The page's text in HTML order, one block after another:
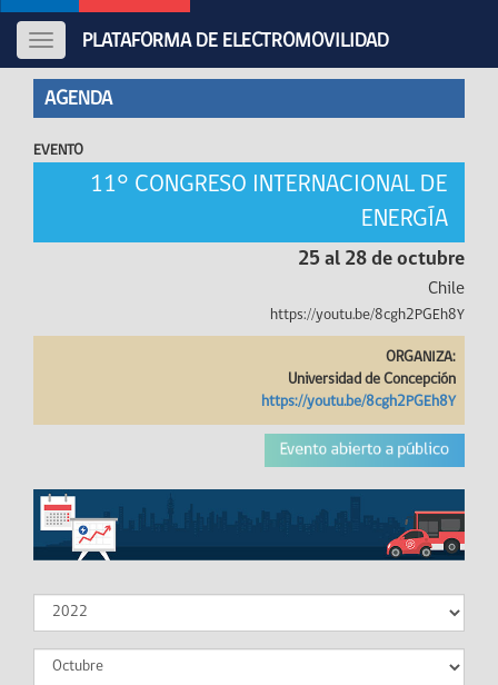
Toggle
navigation
PLATAFORMA DE ELECTROMOVILIDAD
AGENDA
EVENTO
11° CONGRESO INTERNACIONAL DE
ENERGÍA
25 al 28 de octubre
Chile
https://youtu.be/8cgh2PGEh8Y
ORGANIZA:
Universidad de Concepción
https://youtu.be/8cgh2PGEh8Y